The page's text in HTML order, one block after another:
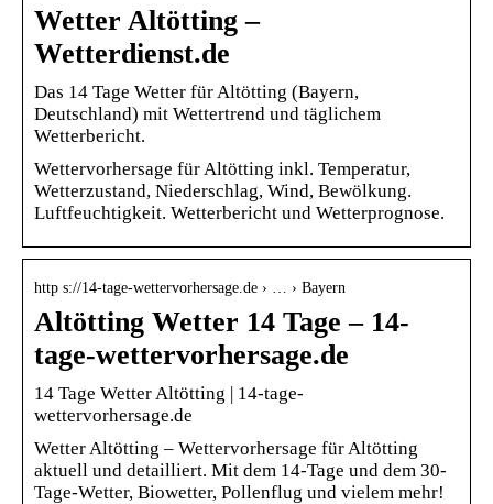
Wetter Altötting –
Wetterdienst.de
Das 14 Tage Wetter für Altötting (Bayern,
Deutschland) mit Wettertrend und täglichem
Wetterbericht.
Wettervorhersage für Altötting inkl. Temperatur,
Wetterzustand, Niederschlag, Wind, Bewölkung.
Luftfeuchtigkeit. Wetterbericht und Wetterprognose.
http s://14-tage-wettervorhersage.de › … › Bayern
Altötting Wetter 14 Tage – 14-
tage-wettervorhersage.de
14 Tage Wetter Altötting | 14-tage-
wettervorhersage.de
Wetter Altötting – Wettervorhersage für Altötting
aktuell und detailliert. Mit dem 14-Tage und dem 30-
Tage-Wetter, Biowetter, Pollenflug und vielem mehr!